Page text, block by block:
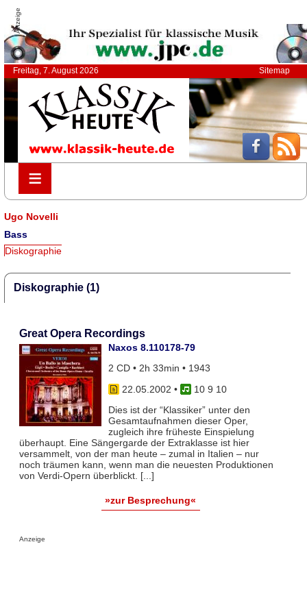
Anzeige
Freitag, 7. August 2026 Sitemap
≡
≡
Ugo Novelli
Bass
Diskographie
Diskographie (1)
Great Opera Recordings
Naxos 8.110178-79
2 CD • 2h 33min • 1943
22.05.2002 •
10 9 10
Dies ist der “Klassiker” unter den
Gesamtaufnahmen dieser Oper,
zugleich ihre früheste Einspielung
überhaupt. Eine Sängergarde der Extraklasse ist hier
versammelt, von der man heute – zumal in Italien – nur
noch träumen kann, wenn man die neuesten Produktionen
von Verdi-Opern überblickt. [...]
»zur Besprechung«
Anzeige